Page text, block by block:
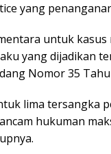
yang
untuk
yang dijadikan
Nomor 35
lima tersangka
hukuman